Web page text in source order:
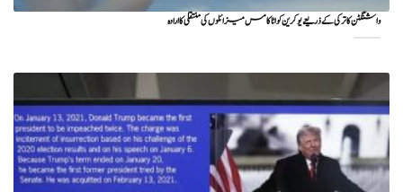
واشنگٹن کا ترکی کے ذریعے یوکرین کو اٹاکامس میزائلوں کی منتقلی کا ارادہ